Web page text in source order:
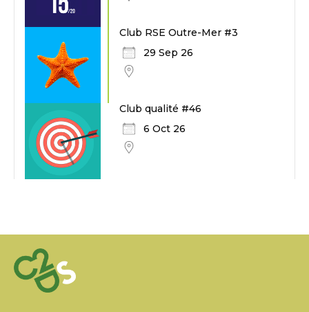
Club RSE Outre-Mer #3
29 Sep 26
Club qualité #46
6 Oct 26